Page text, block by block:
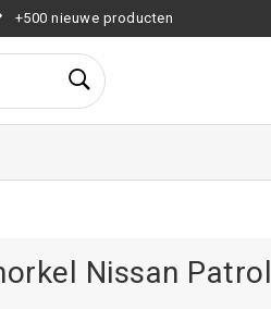
+500 nieuwe producten
Nissan Patrol